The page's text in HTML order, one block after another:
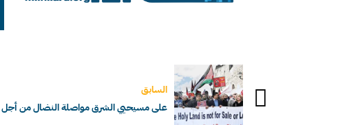
السابق
على مسيحيي الشرق مواصلة النضال من أجل